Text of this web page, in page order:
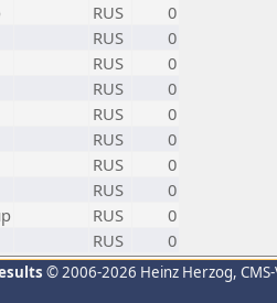
RUS
0
RUS
0
RUS
0
RUS
0
RUS
0
RUS
0
RUS
0
RUS
0
RUS
0
RUS 0
© 2006-2026 Heinz Herzog,